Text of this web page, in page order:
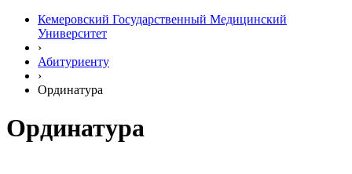
Кемеровский Государственный Медицинский
Университет
›
Абитуриенту
›
Ординатура
Ординатура